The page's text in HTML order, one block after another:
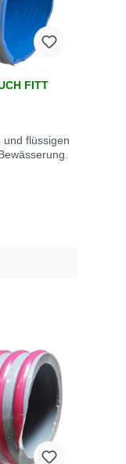
FITT
und flüssigen